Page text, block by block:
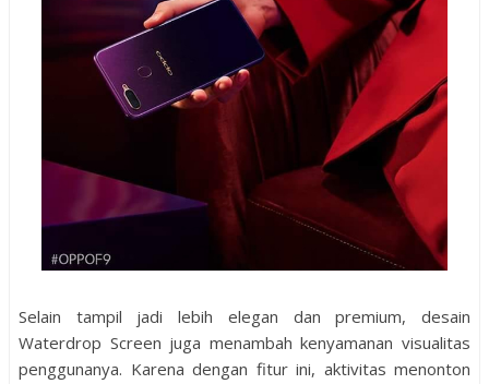
Selain tampil jadi lebih elegan dan premium, desain
Waterdrop Screen juga menambah kenyamanan visualitas
penggunanya. Karena dengan fitur ini, aktivitas menonton